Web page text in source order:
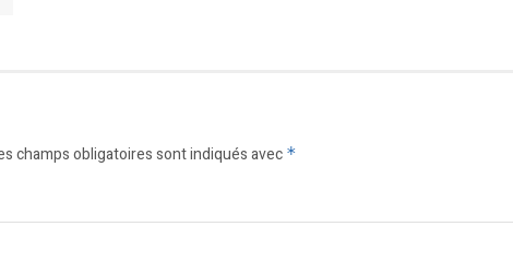
champs obligatoires sont indiqués avec *